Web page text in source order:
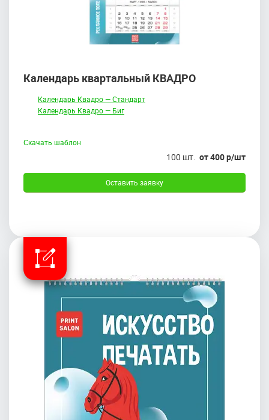
Календарь квартальный КВАДРО
Календарь Квадро — Стандарт
Календарь Квадро — Биг
Скачать шаблон
100 шт. от 400 р/шт
Оставить заявку